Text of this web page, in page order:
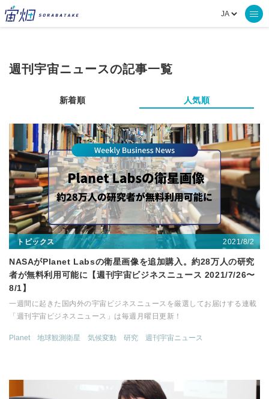
週刊宇宙ニュースの記事一覧
新着順 人気順
トピックス 2021/8/2
NASAがPlanet Labsの衛星画像を追加購入。約28万人の研究
者が無料利用可能に【週刊宇宙ビジネスニュース 2021/7/26〜
8/1】
一週間に起きた国内外の宇宙ビジネスニュースを厳選してお届けする連載
「週刊宇宙ビジネスニュース」は毎週月曜日更新！
Planet 地球観測衛星 気候変動 研究 週刊宇宙ニュース